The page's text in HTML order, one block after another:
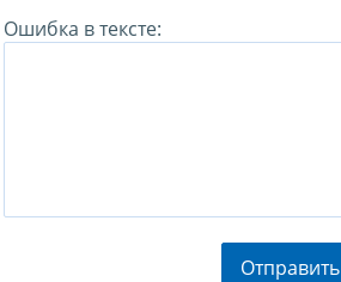
Ошибка в тексте:
Отправить